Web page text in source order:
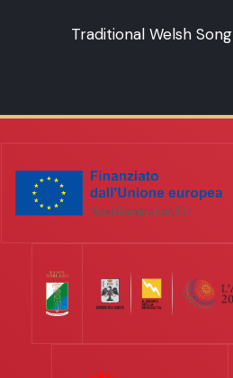
Traditional Welsh Song